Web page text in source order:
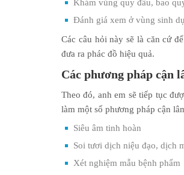
Khám vùng quy đầu, bao
Đánh giá xem ở vùng sinh
Các câu hỏi này sẽ là căn cứ
đưa ra phác đồ hiệu quả.
Các phương pháp cận
Theo đó, anh em sẽ tiếp tục
làm một số phương pháp cận
Siêu âm tinh hoàn
Soi tươi dịch niệu đạo, dịch
Xét nghiệm mẫu bệnh phẩm